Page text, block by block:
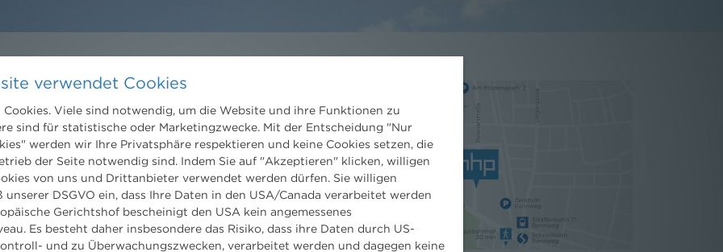
Kontakt
Wien
Niederhuber & Partner
Rechtsanwälte GmbH
Reisnerstraße 53, 1030 Wien
T:+43 1 513 21 24-0
F: +43 1 513 21 24-300
office@nhp.eu
verwendet Cookies
Viele sind notwendig, um die Website und ihre Funktionen zu
sind für statistische oder Marketingzwecke. Mit der Entscheidung "Nur
werden wir Ihre Privatsphäre respektieren und keine Cookies setzen, die
der Seite notwendig sind. Indem Sie auf "Akzeptieren" klicken, willigen
von uns und Drittanbieter verwendet werden dürfen. Sie willigen
unserer DSGVO ein, dass Ihre Daten in den USA/Canada verarbeitet werden
Gerichtshof bescheinigt den USA kein angemessenes
Es besteht daher insbesondere das Risiko, dass ihre Daten durch US-
und zu Überwachungszwecken, verarbeitet werden und dagegen keine